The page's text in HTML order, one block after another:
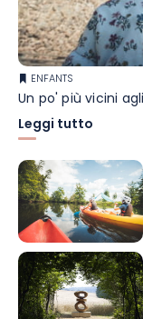
ENFANTS
Un po' più vicini
Leggi tutto